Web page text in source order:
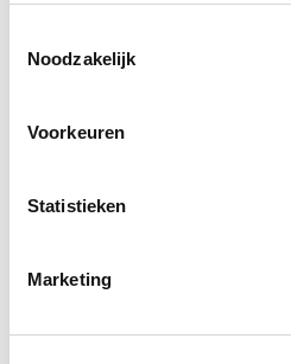
Noodzakelijk
Voorkeuren
Statistieken
Marketing